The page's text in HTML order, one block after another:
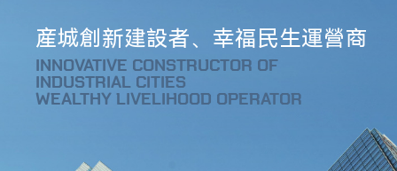
産城創新建設者、幸福民生運營商
INNOVATIVE CONSTRUCTOR OF
INDUSTRIAL CITIES
WEALTHY LIVELIHOOD OPERATOR